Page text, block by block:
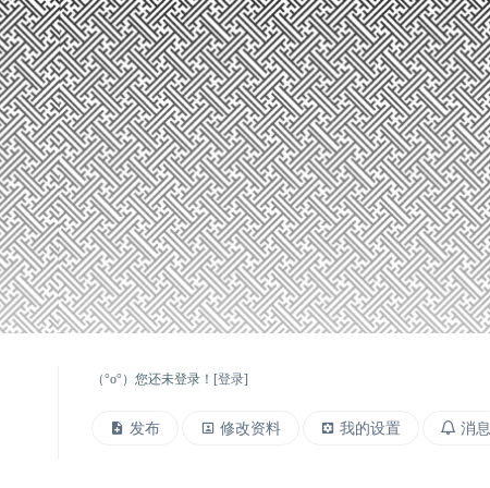
（°ο°）您还未登录！[登录]
发布 修改资料 我的设置 消息